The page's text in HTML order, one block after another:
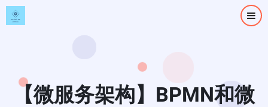
跳
转
【微服务架构】BPMN和微